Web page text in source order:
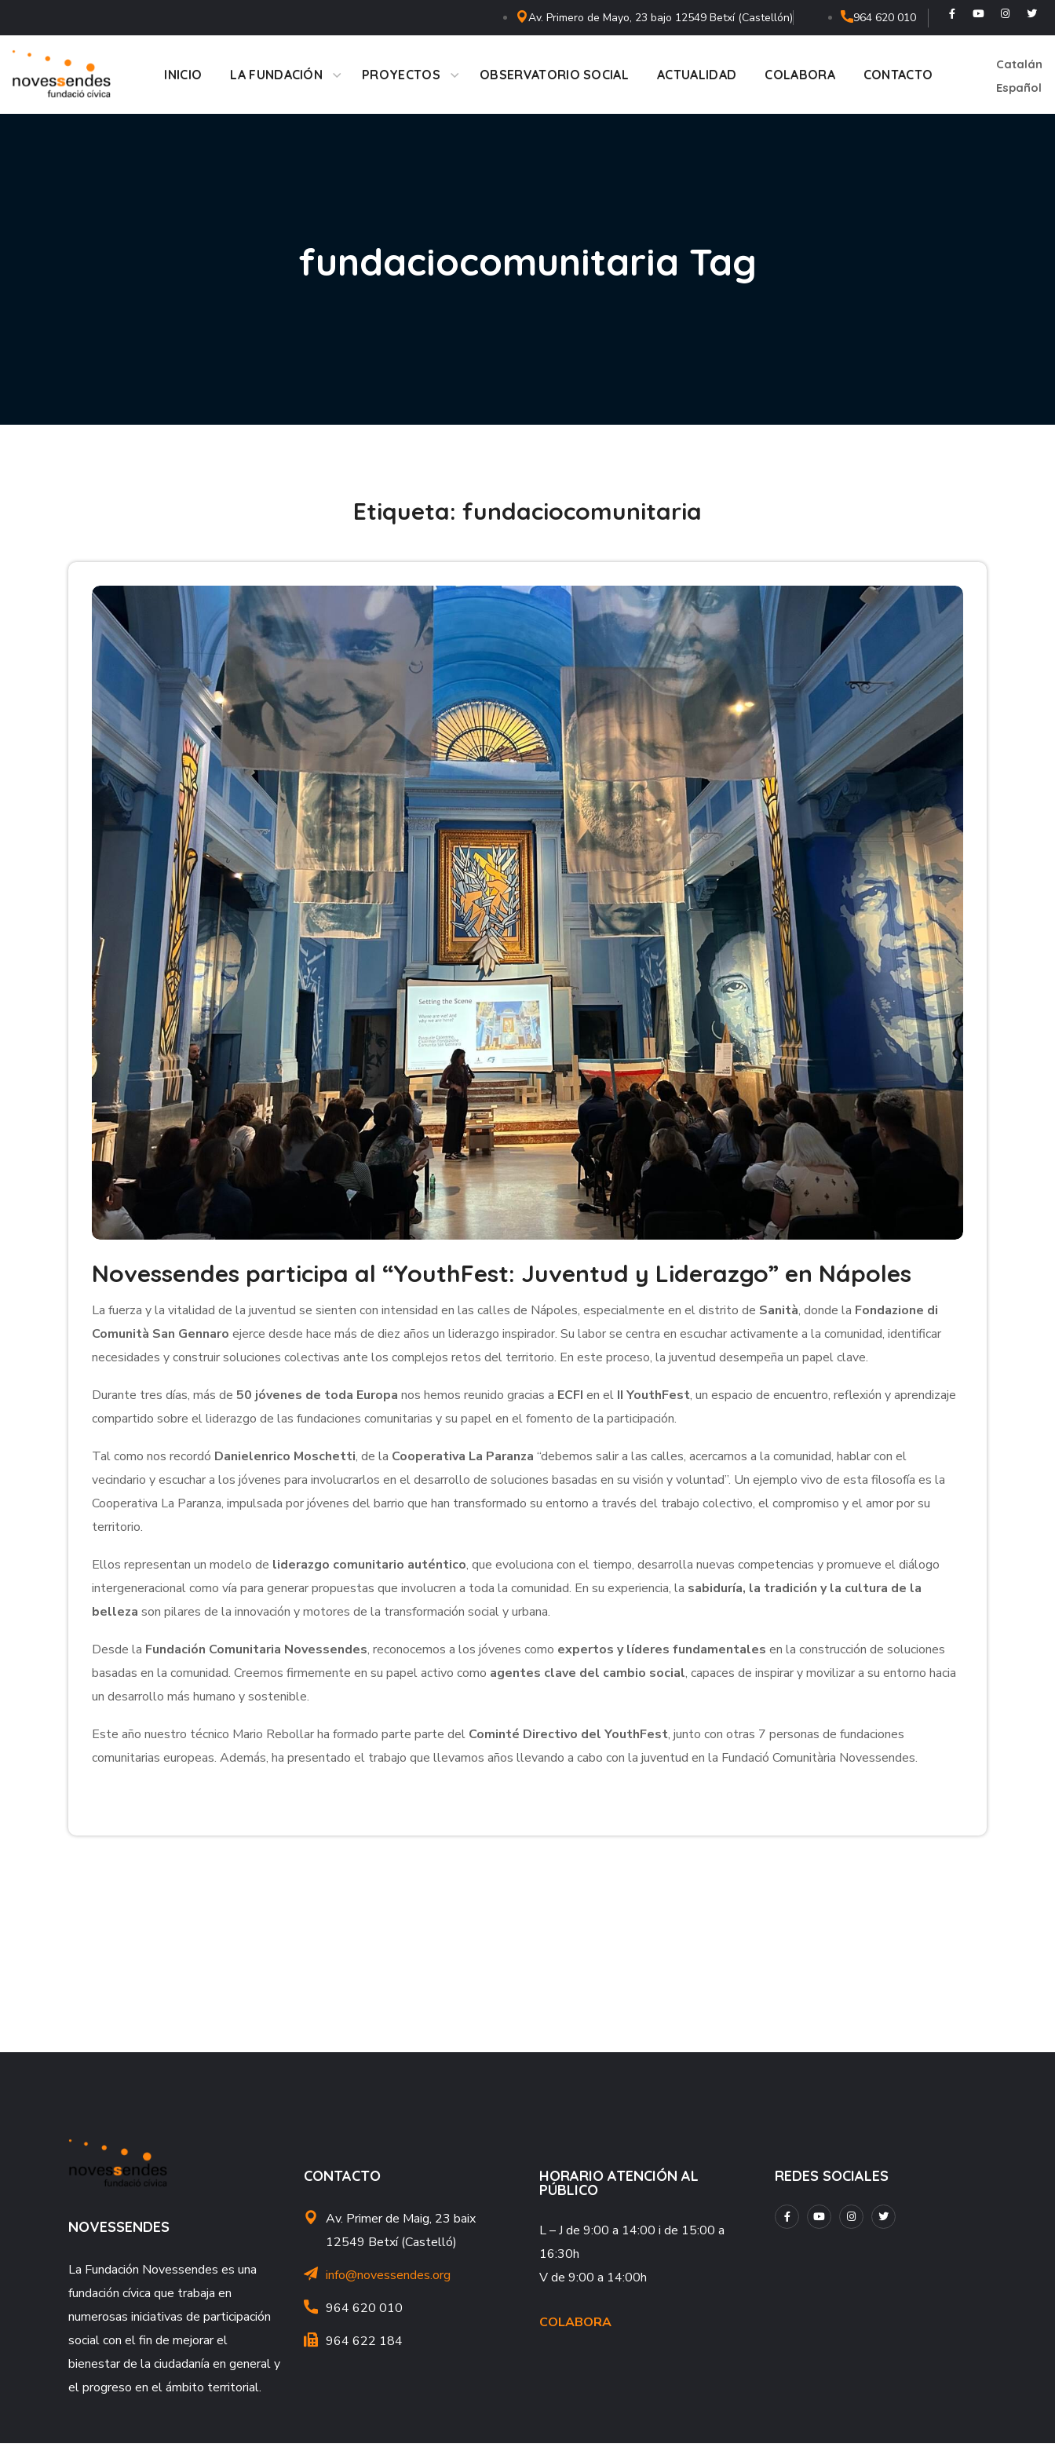
Av. Primero de Mayo, 23 bajo 12549 Betxí (Castellón) 964 620 010
INICIO LA FUNDACIÓN PROYECTOS OBSERVATORIO SOCIAL ACTUALIDAD COLABORA CONTACTO
Catalán
Español
fundaciocomunitaria Tag
Etiqueta: fundaciocomunitaria
Novessendes participa al “YouthFest: Juventud y Liderazgo” en Nápoles
La fuerza y la vitalidad de la juventud se sienten con intensidad en las calles de Nápoles, especialmente en el distrito de Sanità, donde la Fondazione di
Comunità San Gennaro ejerce desde hace más de diez años un liderazgo inspirador. Su labor se centra en escuchar activamente a la comunidad, identificar
necesidades yconstruir soluciones colectivas ante los complejos retos del territorio. En este proceso, la juventud desempeña un papel clave.
Durante tres días, más de 50 jóvenes de toda Europa nos hemos reunido gracias a ECFI en el II YouthFest, un espacio de encuentro, reflexión y aprendizaje
compartido sobre el liderazgo de las fundaciones comunitarias y su papel en el fomento de la participación.
Tal como nos recordó Danielenrico Moschetti, de la Cooperativa La Paranza “debemos salir a las calles, acercarnos a la comunidad, hablar con el
vecindario y escuchar a los jóvenes para involucrarlos en el desarrollo de soluciones basadas en su visión y voluntad”. Un ejemplo vivo de esta filosofía es la
Cooperativa La Paranza, impulsada por jóvenes del barrio que han transformado su entorno a través del trabajo colectivo, el compromiso y el amor por su
territorio.
Ellos representan un modelo de liderazgo comunitario auténtico, que evoluciona con el tiempo, desarrolla nuevas competencias y promueve el diálogo
intergeneracional como vía para generar propuestas que involucren a toda la comunidad. En su experiencia, la sabiduría, la tradición y la cultura de la
belleza son pilares de la innovación y motores de la transformación social y urbana.
Desde la Fundación Comunitaria Novessendes, reconocemos a los jóvenes como expertos y líderes fundamentales en la construcción de soluciones
basadas en la comunidad. Creemos firmemente en su papel activo como agentes clave del cambio social, capaces de inspirar y movilizar a su entorno hacia
un desarrollo más humano y sostenible.
Este año nuestro técnico Mario Rebollar ha formado parte parte del Cominté Directivo del YouthFest, junto con otras 7 personas de fundaciones
comunitarias europeas. Además, ha presentado el trabajo que llevamos años llevando a cabo con la juventud en la Fundació Comunitària Novessendes.
NOVESSENDES
La Fundación Novessendes es una
fundación cívica que trabaja en
numerosas iniciativas de participación
social con el fin de mejorar el
bienestar de la ciudadanía en general y
el progreso en el ámbito territorial.
CONTACTO
Av. Primer de Maig, 23 baix
12549 Betxí (Castelló)
info@novessendes.org
964 620 010
964 622 184
HORARIO ATENCIÓN AL
PÚBLICO
L – J de 9:00 a 14:00 i de 15:00 a
16:30h
Vde 9:00 a 14:00h
COLABORA
REDES SOCIALES